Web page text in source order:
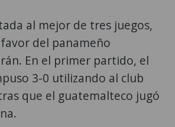
al mejor de tres juegos,
del panameño
En el primer partido, el
3-0 utilizando al club
que el guatemalteco jugó